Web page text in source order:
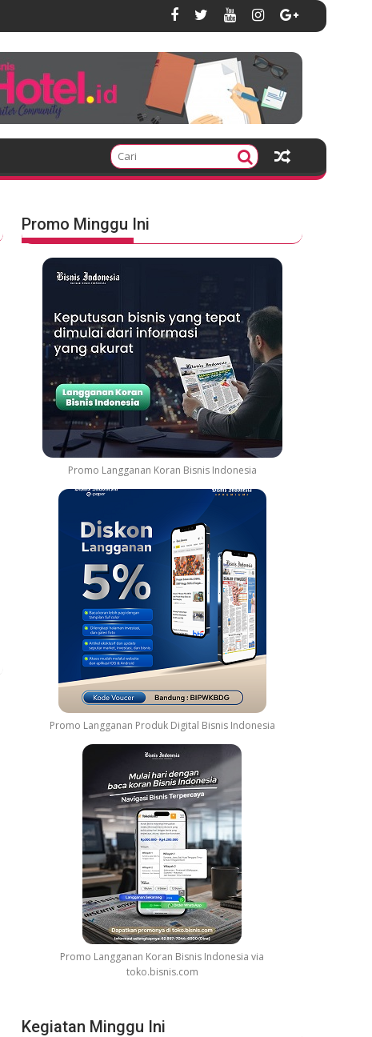
Promo Minggu Ini
Promo Langganan Koran Bisnis Indonesia
Promo Langganan Produk Digital Bisnis Indonesia
Promo Langganan Koran Bisnis Indonesia via
toko.bisnis.com
Kegiatan Minggu Ini